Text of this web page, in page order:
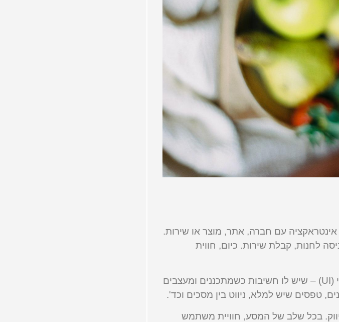
עם חברה, אתר, מוצר או שירות.
לחנות, קבלת שירות. כיום, חווית
חוויית המשתמש כוללת בתוכה הרבה אלמנטים, שאחד מהם הוא הממשק הדיגיטלי (UI) – שיש לו חשיבות כשמתכננים ומעצבים
טפסים שיש למלא, ניווט בין מסכים וכד'.
בכל שלב של המסע, חוויית משתמש